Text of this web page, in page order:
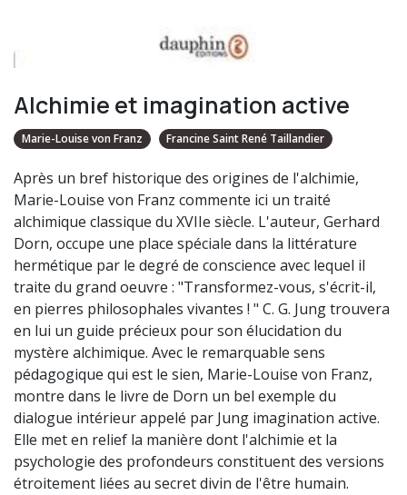
Alchimie et imagination active
Marie-Louise von Franz Francine Saint René Taillandier
Après un bref historique des origines de l'alchimie,
Marie-Louise von Franz commente ici un traité
alchimique classique du XVIIe siècle. L'auteur, Gerhard
Dorn, occupe une place spéciale dans la littérature
hermétique par le degré de conscience avec lequel il
traite du grand oeuvre : "Transformez-vous, s'écrit-il,
en pierres philosophales vivantes ! " C. G. Jung trouvera
en lui un guide précieux pour son élucidation du
mystère alchimique. Avec le remarquable sens
pédagogique qui est le sien, Marie-Louise von Franz,
montre dans le livre de Dorn un bel exemple du
dialogue intérieur appelé par Jung imagination active.
Elle met en relief la manière dont l'alchimie et la
psychologie des profondeurs constituent des versions
étroitement liées au secret divin de l'être humain.